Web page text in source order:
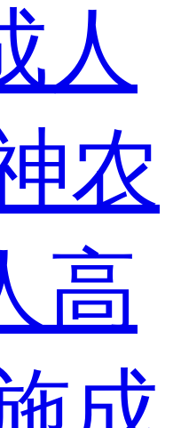
人
农
高